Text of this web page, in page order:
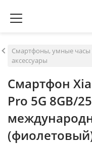
Смартфоны, умные часы
аксессуары
Смартфон
Pro 5G 8GB/